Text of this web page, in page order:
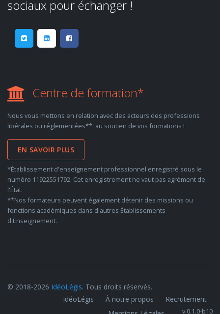
sociaux pour échanger !
Centre de formation*
Nous vous mettons en relation avec des acteurs des professions
libérales ou réglementées**, au soutien de vos formations !
EN SAVOIR PLUS
*Établissement d'enseignement professionnel enregistré sous le
numéro 11922551792. Cet enregistrement ne vaut pas agrément de
l'État.
**Nos formateurs peuvent également détenir des missions ou
fonctions académiques dans d'autres Établissements
d'Enseignement.
© 2018-2026 IdéoLégis. Tous droits réservés.
IdéoLégis
À notre propos
Recrutement
v.0.1.0-b10